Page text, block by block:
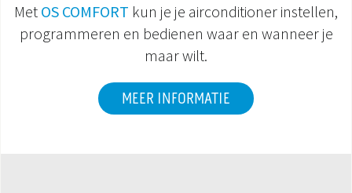
Met OS COMFORT kun je je airconditioner instellen,
programmeren en bedienen waar en wanneer je
maar wilt.
MEER INFORMATIE